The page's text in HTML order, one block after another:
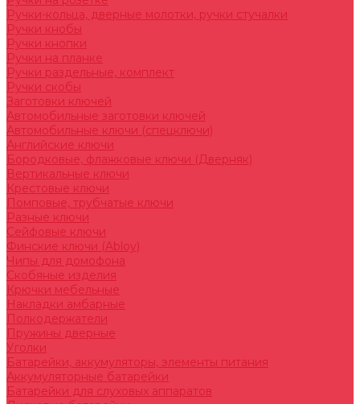
Ручки-кольца, дверные молотки, ручки стучалки
Ручки кнобы
Ручки кнопки
Ручки на планке
Ручки раздельные, комплект
Ручки скобы
Заготовки ключей
Автомобильные заготовки ключей
Автомобильные ключи (спецключи)
Английские ключи
Бородковые, флажковые ключи (Дверняк)
Вертикальные ключи
Крестовые ключи
Помповые, трубчатые ключи
Разные ключи
Сейфовые ключи
Финские ключи (Abloy)
Чипы для домофона
Скобяные изделия
Крючки мебельные
Накладки амбарные
Полкодержатели
Пружины дверные
Уголки
Батарейки, аккумуляторы, элементы питания
Аккумуляторные батарейки
Батарейки для слуховых аппаратов